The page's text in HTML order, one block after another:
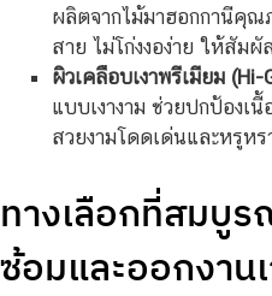
ผลิตจากไม้มาฮอกกานีคุณ
สาย ไม่โก่งงอง่าย ให้สัม
ผิวเคลือบเงาพรีเมียม (Hi-
แบบเงางาม ช่วยปกป้องเ
สวยงามโดดเด่นและหรูหร
ทางเลือกที่สมบู
ซ้อมและออกงาน